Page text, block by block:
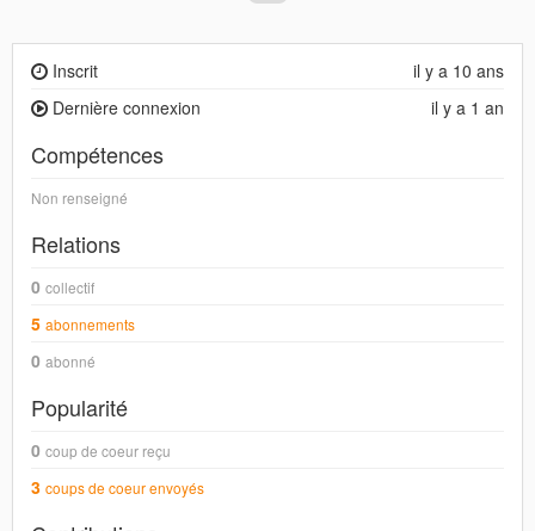
il y a 10 ans
Inscrit
il y a 1 an
Dernière connexion
Compétences
Non renseigné
Relations
0 collectif
5 abonnements
0 abonné
Popularité
0 coup de coeur reçu
3 coups de coeur envoyés